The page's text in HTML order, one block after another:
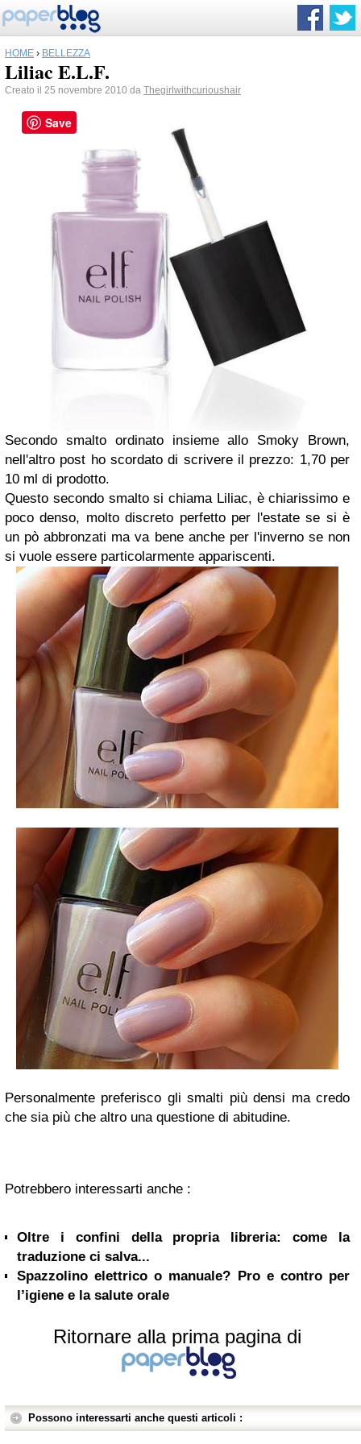
HOME › BELLEZZA
Liliac E.L.F.
Creato il 25 novembre 2010 da Thegirlwithcurioushair
Secondo smalto ordinato insieme allo Smoky Brown,
nell'altro post ho scordato di scrivere il prezzo: 1,70 per
10 ml di prodotto.
Questo secondo smalto si chiama Liliac, è chiarissimo e
poco denso, molto discreto perfetto per l'estate se si è
un pò abbronzati ma va bene anche per l'inverno se non
si vuole essere particolarmente appariscenti.
Personalmente preferisco gli smalti più densi ma credo
che sia più che altro una questione di abitudine.
Potrebbero interessarti anche :
Oltre i confini della propria libreria: come la
traduzione ci salva...
Spazzolino elettrico o manuale? Pro e contro per
l’igiene e la salute orale
Ritornare alla prima pagina di
Possono interessarti anche questi articoli :
Save